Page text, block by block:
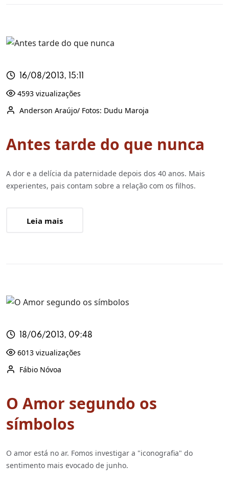
16/08/2013, 15:11
4593 vizualizações
Anderson Araújo/ Fotos: Dudu Maroja
Antes tarde do que nunca
A dor e a delícia da paternidade depois dos 40 anos. Mais
experientes, pais contam sobre a relação com os filhos.
Leia mais
18/06/2013, 09:48
6013 vizualizações
Fábio Nóvoa
O Amor segundo os
símbolos
O amor está no ar. Fomos investigar a "iconografia" do
sentimento mais evocado de junho.